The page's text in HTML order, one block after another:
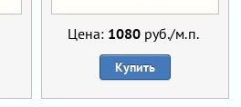
Цена: 1080руб./м.п.
Купить